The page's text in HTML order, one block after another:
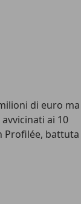
di euro ma
ai 10
Profilée, battuta